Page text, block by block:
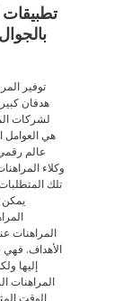
توفير
هدفان
لشركات
هي العوامل
عالم
وكلاء
تلك
يمكن
المراهنات
الأهداف.
إليها
المراهنات
الوقت